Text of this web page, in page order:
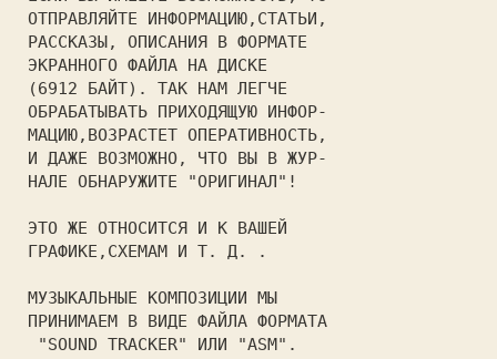
ОТПРАВЛЯЙТЕ ИНФОРМАЦИЮ, СТАТЬИ ,
РАССКАЗЫ, ОПИСАНИЯ В ФОРМАТЕ
(6912 БАЙТ). ТАК НАМ ЛЕГЧЕ
НАЛЕ ОБНАРУЖИТЕ "ОРИГИНАЛ"!
ГРАФИКЕ , СХЕМАМ И Т. Д. .